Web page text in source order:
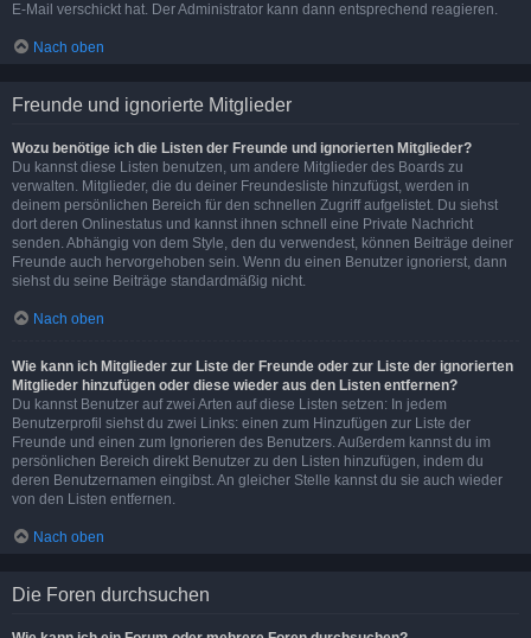
E-Mail verschickt hat. Der Administrator kann dann entsprechend reagieren.
Nach oben
Freunde und ignorierte Mitglieder
Wozu benötige ich die Listen der Freunde und ignorierten Mitglieder?
Du kannst diese Listen benutzen, um andere Mitglieder des Boards zu
verwalten. Mitglieder, die du deiner Freundesliste hinzufügst, werden in
deinem persönlichen Bereich für den schnellen Zugriff aufgelistet. Du siehst
dort deren Onlinestatus und kannst ihnen schnell eine Private Nachricht
senden. Abhängig von dem Style, den du verwendest, können Beiträge deiner
Freunde auch hervorgehoben sein. Wenn du einen Benutzer ignorierst, dann
siehst du seine Beiträge standardmäßig nicht.
Nach oben
Wie kann ich Mitglieder zur Liste der Freunde oder zur Liste der ignorierten
Mitglieder hinzufügen oder diese wieder aus den Listen entfernen?
Du kannst Benutzer auf zwei Arten auf diese Listen setzen: In jedem
Benutzerprofil siehst du zwei Links: einen zum Hinzufügen zur Liste der
Freunde und einen zum Ignorieren des Benutzers. Außerdem kannst du im
persönlichen Bereich direkt Benutzer zu den Listen hinzufügen, indem du
deren Benutzernamen eingibst. An gleicher Stelle kannst du sie auch wieder
von den Listen entfernen.
Nach oben
Die Foren durchsuchen